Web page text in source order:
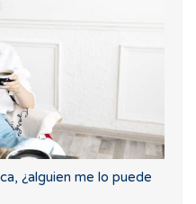
¿alguien me lo puede